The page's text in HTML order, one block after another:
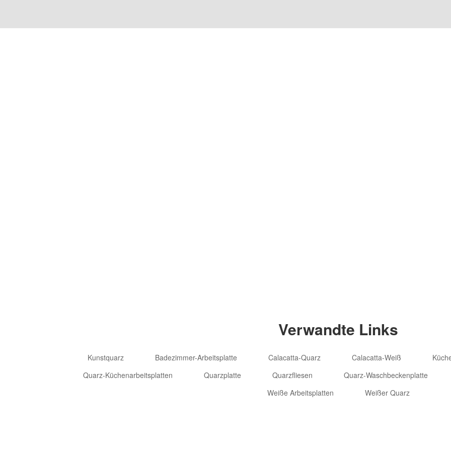
Verwandte Links
Kunstquarz Badezimmer-Arbeitsplatte Calacatta-Quarz Calacatta-Weiß
Quarz-Küchenarbeitsplatten
Quarzplatte Quarzfliesen Quarz-Waschbeckenplatte
Weiße Arbeitsplatten
Weißer Quarz